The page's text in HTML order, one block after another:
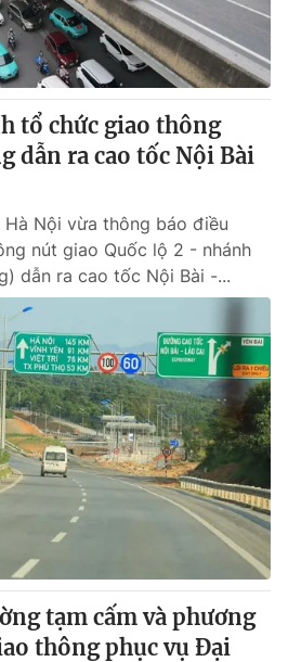
Podcast
Infographic
Shorts video
VTV Thể thao
Bất động sản
Tấm lòng Việt
Vươn mình bằng AI
VTV8
English
tổ chức giao thông
dẫn ra cao tốc Nội Bài
Hà Nội vừa thông báo điều
nút giao Quốc lộ 2 - nhánh
dẫn ra cao tốc Nội Bài -...
tạm cấm và phương
thông phục vụ Đại